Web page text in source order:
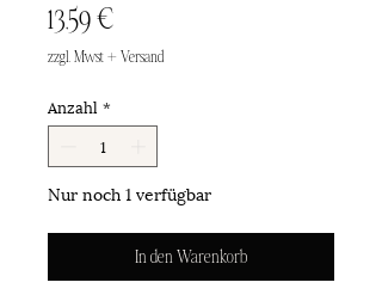
13,59 €Preis
zzgl. Mwst + Versand
Anzahl *
Nur noch 1 verfügbar
In den Warenkorb